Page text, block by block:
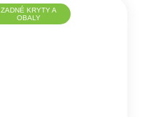
ZADNÉ KRYTY A
OBALY